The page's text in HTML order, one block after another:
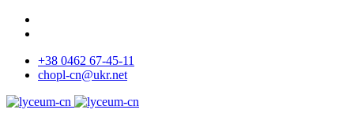
+38 0462 67-45-11
chopl-cn@ukr.net